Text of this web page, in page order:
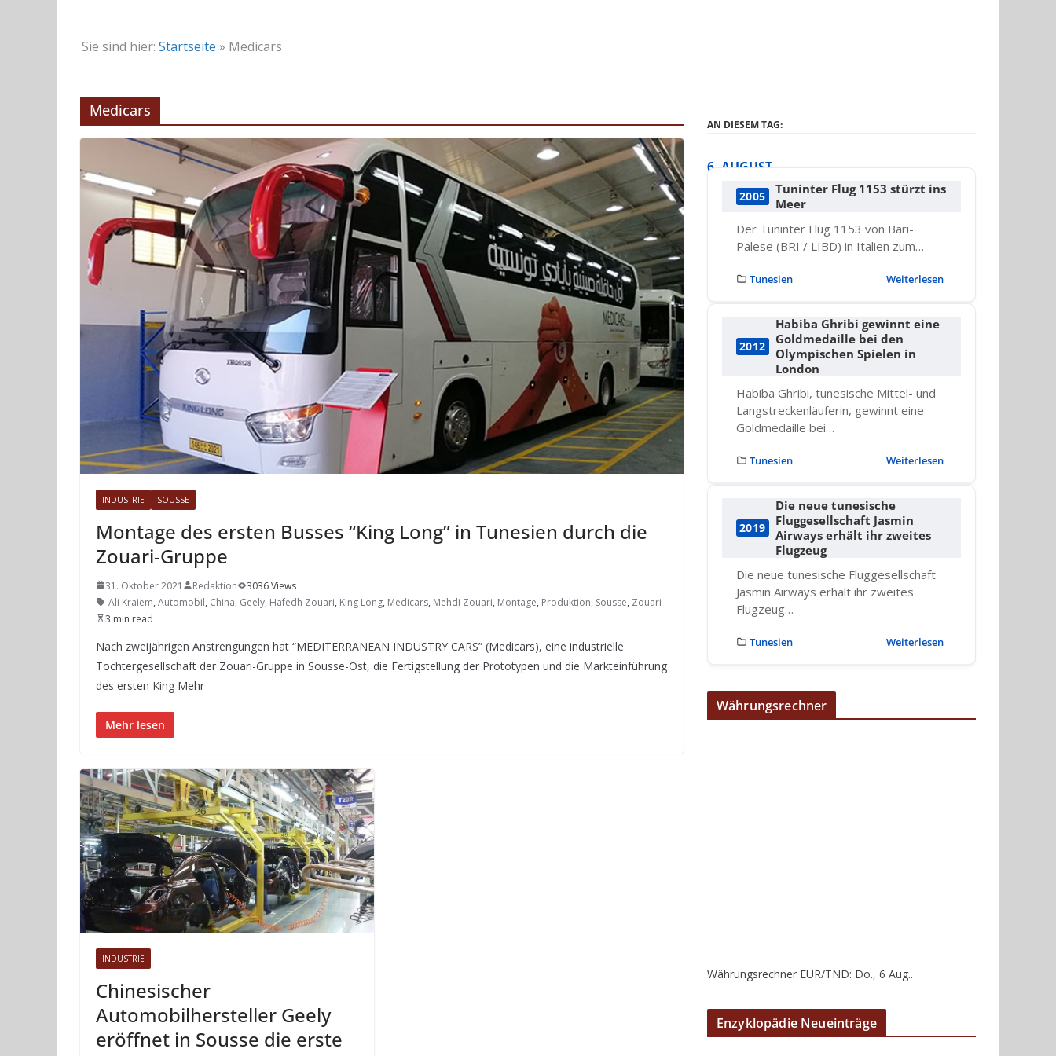
Sie sind hier: Startseite » Medicars
Medicars
INDUSTRIE SOUSSE
Montage des ersten Busses “King Long” in Tunesien durch die
Zouari-Gruppe
31. Oktober 2021 Redaktion
3036 Views
Ali Kraiem, Automobil, China, Geely, Hafedh Zouari, King Long, Medicars, Mehdi Zouari, Montage, Produktion, Sousse, Zouari
3 min read
Nach zweijährigen Anstrengungen hat “MEDITERRANEAN INDUSTRY CARS” (Medicars), eine industrielle
Tochtergesellschaft der Zouari-Gruppe in Sousse-Ost, die Fertigstellung der Prototypen und die Markteinführung
des ersten King Mehr
Mehr lesen
INDUSTRIE
Chinesischer
Automobilhersteller Geely
eröffnet in Sousse die erste
AN DIESEM TAG:
6. AUGUST
2005
Tuninter Flug 1153 stürzt ins
Meer
Der Tuninter Flug 1153 von Bari-
Palese (BRI / LIBD) in Italien zum…
Tunesien Weiterlesen
2012
Habiba Ghribi gewinnt eine
Goldmedaille bei den
Olympischen Spielen in
London
Habiba Ghribi, tunesische Mittel- und
Langstreckenläuferin, gewinnt eine
Goldmedaille bei…
Tunesien Weiterlesen
2019
Die neue tunesische
Fluggesellschaft Jasmin
Airways erhält ihr zweites
Flugzeug
Die neue tunesische Fluggesellschaft
Jasmin Airways erhält ihr zweites
Flugzeug…
Tunesien Weiterlesen
Währungsrechner
Währungsrechner EUR/TND: Do., 6 Aug..
Enzyklopädie Neueinträge